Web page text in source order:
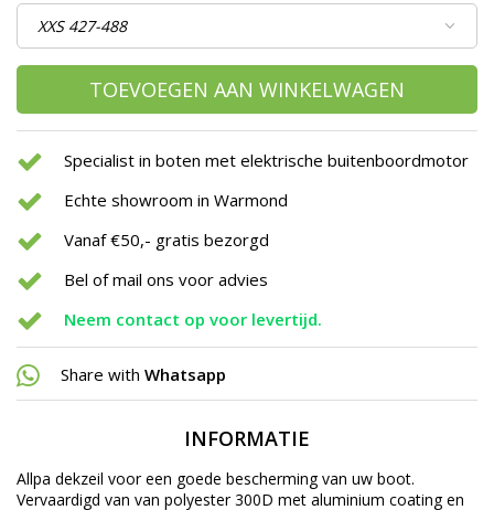
TOEVOEGEN AAN WINKELWAGEN
Specialist in boten met elektrische buitenboordmotor
Echte showroom in Warmond
Vanaf €50,- gratis bezorgd
Bel of mail ons voor advies
Neem contact op voor levertijd.
Share with Whatsapp
INFORMATIE
Allpa dekzeil voor een goede bescherming van uw boot.
Vervaardigd van van polyester 300D met aluminium coating en